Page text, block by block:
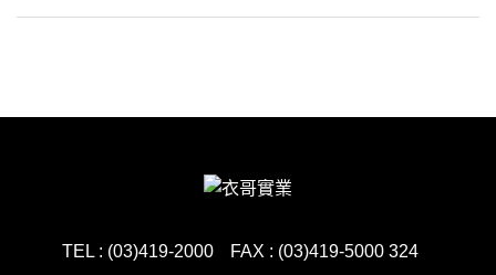
TEL : (03)419-2000 FAX : (03)419-5000 324